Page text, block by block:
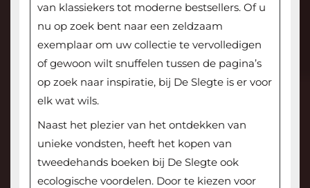
van klassiekers tot moderne bestsellers. Of u
nu op zoek bent naar een zeldzaam
exemplaar om uw collectie te vervolledigen
of gewoon wilt snuffelen tussen de pagina’s
op zoek naar inspiratie, bij De Slegte is er voor
elk wat wils.
Naast het plezier van het ontdekken van
unieke vondsten, heeft het kopen van
tweedehands boeken bij De Slegte ook
ecologische voordelen. Door te kiezen voor